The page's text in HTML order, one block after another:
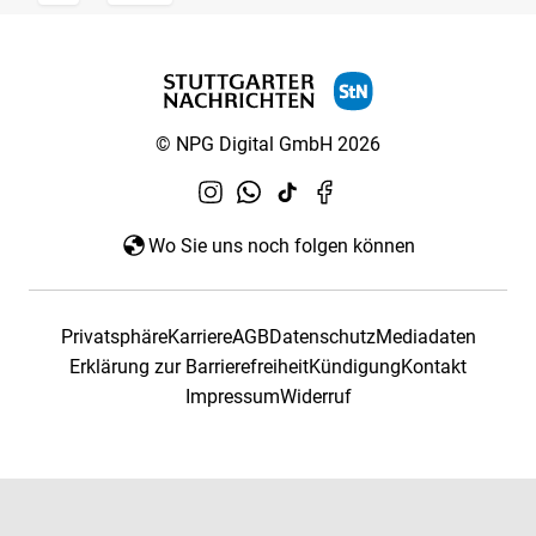
© NPG Digital GmbH 2026
Wo Sie uns noch folgen können
PrivatsphäreKarriereAGBDatenschutzMediadaten
Erklärung zur BarrierefreiheitKündigungKontakt
ImpressumWiderruf